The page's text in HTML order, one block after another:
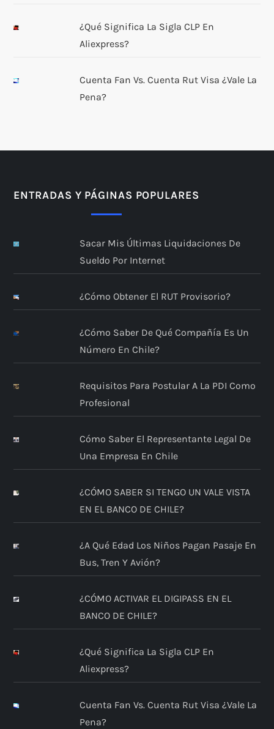
¿Qué Significa La Sigla CLP En
Aliexpress?
Cuenta Fan Vs. Cuenta Rut Visa ¿Vale La
Pena?
ENTRADAS Y PÁGINAS POPULARES
Sacar Mis Últimas Liquidaciones De
Sueldo Por Internet
¿Cómo Obtener El RUT Provisorio?
¿Cómo Saber De Qué Compañía Es Un
Número En Chile?
Requisitos Para Postular A La PDI Como
Profesional
Cómo Saber El Representante Legal De
Una Empresa En Chile
¿CÓMO SABER SI TENGO UN VALE VISTA
EN EL BANCO DE CHILE?
¿A Qué Edad Los Niños Pagan Pasaje En
Bus, Tren Y Avión?
¿CÓMO ACTIVAR EL DIGIPASS EN EL
BANCO DE CHILE?
¿Qué Significa La Sigla CLP En
Aliexpress?
Cuenta Fan Vs. Cuenta Rut Visa ¿Vale La
Pena?